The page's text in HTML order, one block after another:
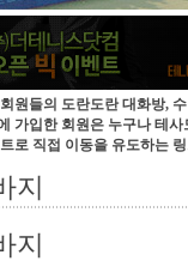
원들의 도란도란 대화방,
가입한 회원은 누구나 테사
로 직접 이동을 유도하는
지
지